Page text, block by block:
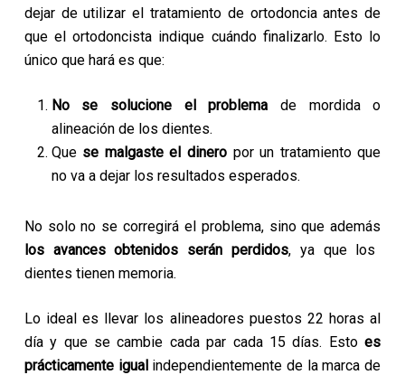
dejar de utilizar el tratamiento de ortodoncia antes de
que el ortodoncista indique cuándo finalizarlo. Esto lo
único que hará es que:
No se solucione el problema de mordida o
alineación de los dientes.
Que se malgaste el dinero por un tratamiento que
no va a dejar los resultados esperados.
No solo no se corregirá el problema, sino que además
los avances obtenidos serán perdidos, ya que los
dientes tienen memoria.
Lo ideal es llevar los alineadores puestos 22 horas al
día y que se cambie cada par cada 15 días. Estoes
prácticamente igualindependientemente de la marca de